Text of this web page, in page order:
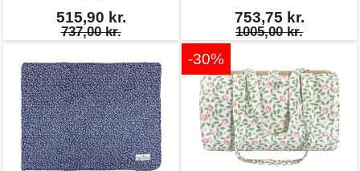
515,90 kr.
737,00 kr.
753,75 kr.
1005,00 kr.
-30%